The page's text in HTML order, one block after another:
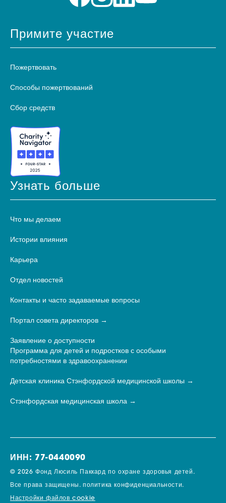
Примите участие
Пожертвовать
Способы пожертвований
Сбор средств
Узнать больше
Что мы делаем
Истории влияния
Карьера
Отдел новостей
Контакты и часто задаваемые вопросы
Портал совета директоров
Заявление о доступности
Программа для детей и подростков с особыми
потребностями в здравоохранении
Детская клиника Стэнфордской медицинской школы
Стэнфордская медицинская школа
ИНН: 77-0440090
© 2026 Фонд Люсиль Паккард по охране здоровья детей.
Все права защищены. политика конфиденциальности.
Настройки файлов cookie